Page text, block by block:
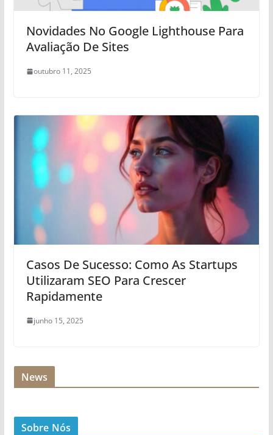
Novidades No Google Lighthouse Para
Avaliação De Sites
outubro 11, 2025
Casos De Sucesso: Como As Startups
Utilizaram SEO Para Crescer
Rapidamente
junho 15, 2025
News
Sobre Nós